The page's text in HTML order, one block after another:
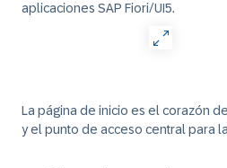
aplicaciones SAP Fiori/UI5.
La página de inicio es el corazón
y el punto de acceso central para